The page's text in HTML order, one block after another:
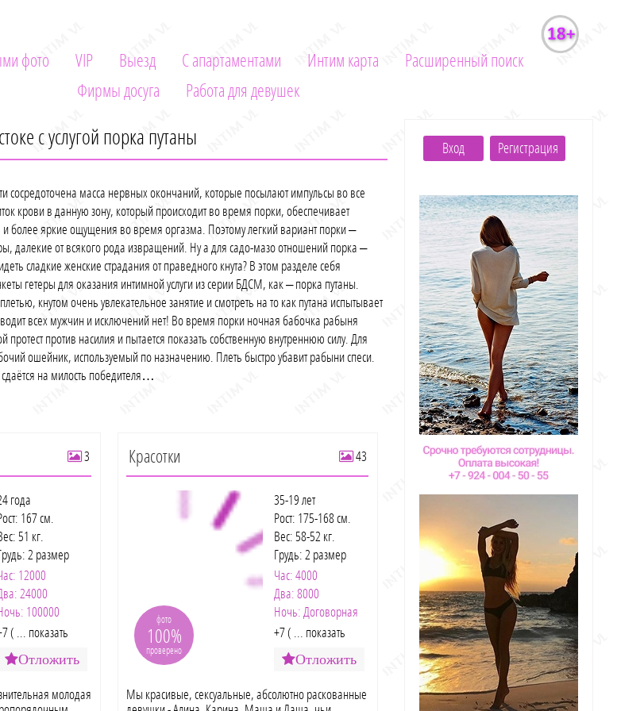
фото VIP Выезд С апартаментами Интим карта
Расширенный поиск
Фирмы досуга
Работа для девушек
с услугой порка путаны
сосредоточена масса нервных окончаний, которые посылают импульсы во все
крови в данную зону, который происходит во время порки, обеспечивает
и более яркие ощущения во время оргазма. Поэтому легкий вариант порки –
далекие от всякого рода извращений. Ну а для садо-мазо отношений порка –
сладкие женские страдания от праведного кнута? В этом разделе себя
гетеры для оказания интимной услуги из серии БДСМ, как – порка путаны.
кнутом очень увлекательное занятие и смотреть на то как путана испытывает
всех мужчин и исключений нет! Во время порки ночная бабочка рабыня
протест против насилия и пытается показать собственную внутреннюю силу. Для
ошейник, используемый по назначению. Плеть быстро убавит рабыни спеси.
на милость победителя…
3
года
167 см.
51 кг.
2 размер
12000
24000
100000
( ... показать
Отложить
молодая
Красотки 43
фото
100%
проверено
35-19 лет
Рост: 175-168 см.
Вес: 58-52 кг.
Грудь: 2 размер
Час: 4000
Два: 8000
Ночь: Договорная
+7 ( ... показать
Отложить
Мы красивые, сексуальные, абсолютно раскованные
Вход Регистрация